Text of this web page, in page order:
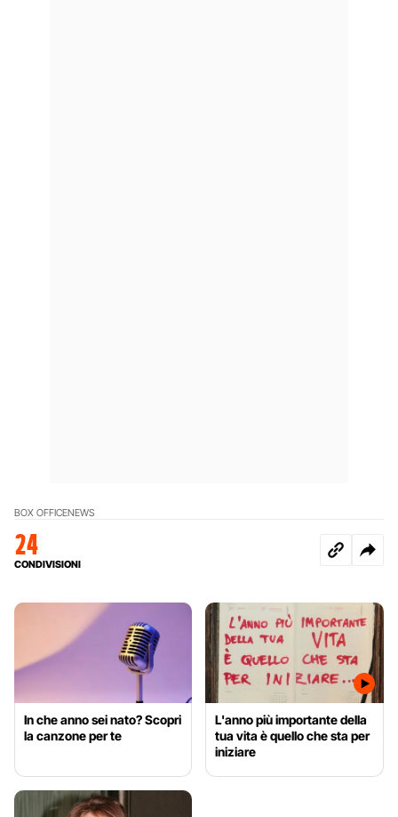
BOX OFFICENEWS
24
CONDIVISIONI
In che anno sei nato? Scopri
la canzone per te
L'anno più importante della
tua vita è quello che sta per
iniziare